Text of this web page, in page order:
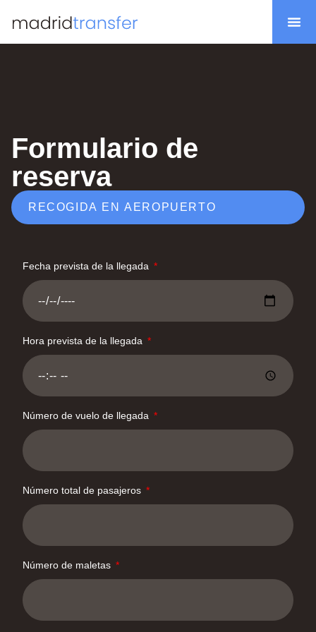
Formulario de
reserva
RECOGIDA EN AEROPUERTO
Fecha prevista de la llegada
Hora prevista de la llegada
Número de vuelo de llegada
Número total de pasajeros
Número de maletas